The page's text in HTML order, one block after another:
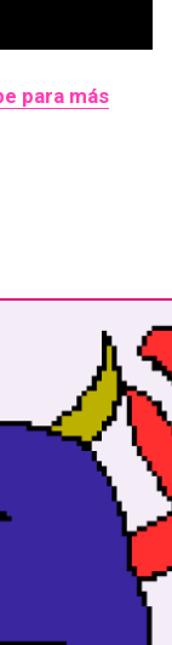
para más